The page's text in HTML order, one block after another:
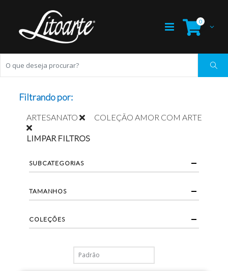
0
Filtrando por:
ARTESANATO COLEÇÃO AMOR COM ARTE
LIMPAR FILTROS
SUBCATEGORIAS
TAMANHOS
COLEÇÕES